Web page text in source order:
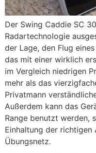
Der Swing Caddie SC
Radartechnologie
der Lage, den Flug
das mit einer wirklich
im Vergleich niedrigen
mehr als das
Privatmann
Außerdem kann das
Range benutzt werden,
Einhaltung der richtigen
Übungsnetz.